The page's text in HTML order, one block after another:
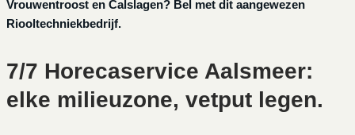
Vrouwentroost en Calslagen? Bel met dit aangewezen
Riooltechniekbedrijf.
7/7 Horecaservice Aalsmeer:
elke milieuzone, vetput legen.